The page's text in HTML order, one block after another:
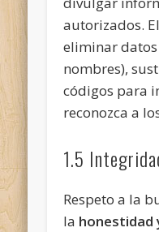
autorizados. El
eliminar
nombres),
códigos para
reconozca a
1.5
Respeto a la
la honestidad